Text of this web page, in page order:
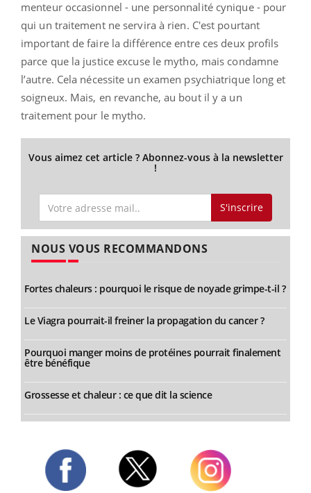
menteur occasionnel - une personnalité cynique - pour
qui un traitement ne servira à rien. C'est pourtant
important de faire la différence entre ces deux profils
parce que la justice excuse le mytho, mais condamne
l’autre. Cela nécessite un examen psychiatrique long et
soigneux. Mais, en revanche, au bout il y a un
traitement pour le mytho.
Vous aimez cet article ? Abonnez-vous à la newsletter
!
S'inscrire
NOUS VOUS RECOMMANDONS
Fortes chaleurs : pourquoi le risque de noyade grimpe-t-il ?
Le Viagra pourrait-il freiner la propagation du cancer ?
Pourquoi manger moins de protéines pourrait finalement
être bénéfique
Grossesse et chaleur : ce que dit la science